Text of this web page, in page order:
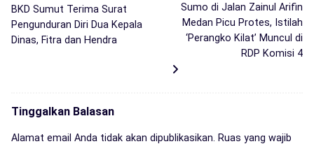
BKD Sumut Terima Surat
Pengunduran Diri Dua Kepala
Dinas, Fitra dan Hendra
Sumo di Jalan Zainul Arifin
Medan Picu Protes, Istilah
‘Perangko Kilat’ Muncul di
RDP Komisi 4
Tinggalkan Balasan
Alamat email Anda tidak akan dipublikasikan. Ruas yang wajib